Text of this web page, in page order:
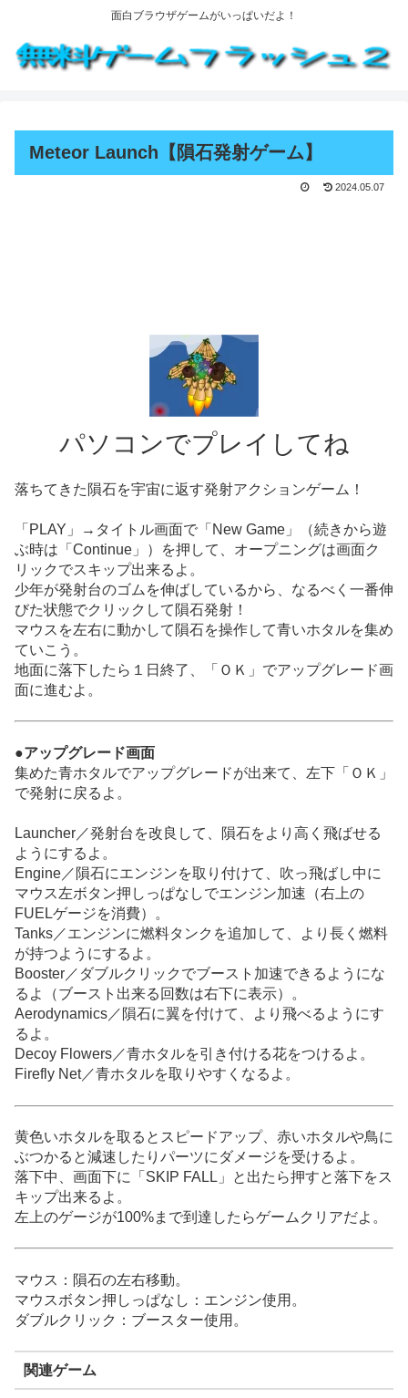
面白ブラウザゲームがいっぱいだよ！
Meteor Launch【隕石発射ゲーム】
2024.05.07
パソコンでプレイしてね
落ちてきた隕石を宇宙に返す発射アクションゲーム！
「PLAY」→タイトル画面で「New Game」（続きから遊
ぶ時は「Continue」）を押して、オープニングは画面ク
リックでスキップ出来るよ。
少年が発射台のゴムを伸ばしているから、なるべく一番伸
びた状態でクリックして隕石発射！
マウスを左右に動かして隕石を操作して青いホタルを集め
ていこう。
地面に落下したら１日終了、「ＯＫ」でアップグレード画
面に進むよ。
●アップグレード画面
集めた青ホタルでアップグレードが出来て、左下「ＯＫ」
で発射に戻るよ。
Launcher／発射台を改良して、隕石をより高く飛ばせる
ようにするよ。
Engine／隕石にエンジンを取り付けて、吹っ飛ばし中に
マウス左ボタン押しっぱなしでエンジン加速（右上の
FUELゲージを消費）。
Tanks／エンジンに燃料タンクを追加して、より長く燃料
が持つようにするよ。
Booster／ダブルクリックでブースト加速できるようにな
るよ（ブースト出来る回数は右下に表示）。
Aerodynamics／隕石に翼を付けて、より飛べるようにす
るよ。
Decoy Flowers／青ホタルを引き付ける花をつけるよ。
Firefly Net／青ホタルを取りやすくなるよ。
黄色いホタルを取るとスピードアップ、赤いホタルや鳥に
ぶつかると減速したりパーツにダメージを受けるよ。
落下中、画面下に「SKIP FALL」と出たら押すと落下をス
キップ出来るよ。
左上のゲージが100%まで到達したらゲームクリアだよ。
マウス：隕石の左右移動。
マウスボタン押しっぱなし：エンジン使用。
ダブルクリック：ブースター使用。
関連ゲーム